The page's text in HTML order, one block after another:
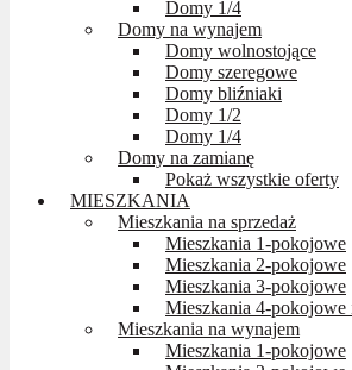
Domy 1/4
Domy na wynajem
Domy wolnostojące
Domy szeregowe
Domy bliźniaki
Domy 1/2
Domy 1/4
Domy na zamianę
Pokaż wszystkie oferty
MIESZKANIA
Mieszkania na sprzedaż
Mieszkania 1-pokojowe
Mieszkania 2-pokojowe
Mieszkania 3-pokojowe
Mieszkania 4-pokojowe
Mieszkania na wynajem
Mieszkania 1-pokojowe